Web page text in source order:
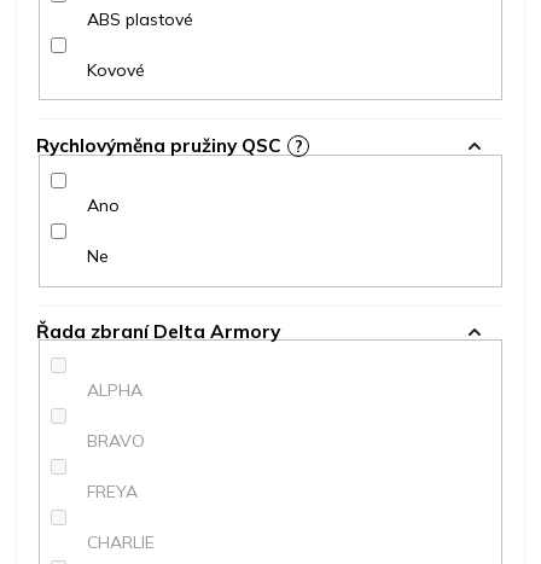
ABS plastové
Kovové
Rychlovýměna pružiny QSC ?
Ano
Ne
Řada zbraní Delta Armory
ALPHA
BRAVO
FREYA
CHARLIE